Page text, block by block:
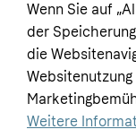
Customer service
Terms &
Privacy policy
Tracking
Business
Sell with Klarna
Contact us
Global
Wenn Sie auf
der
die
Weitere